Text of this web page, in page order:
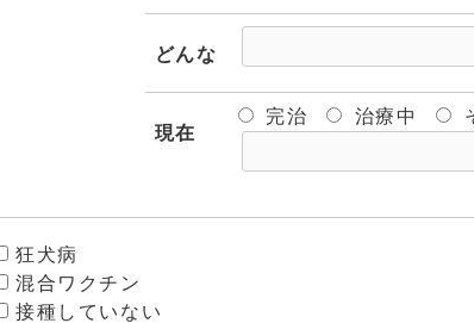
どんな
現在
完治 治療中
狂犬病
混合ワクチン
接種していない